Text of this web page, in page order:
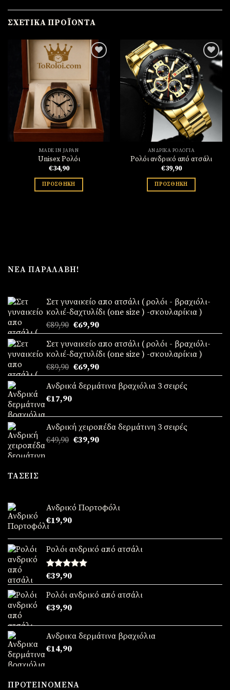
ΣΧΕΤΙΚΆ ΠΡΟΪΌΝΤΑ
Πρόσθήκη
στην
λίστα
επιθυμιών
MADE IN JAPAN
Unisex Ρολόι
€34,90
ΠΡΟΣΘΉΚΗ
Πρόσθήκη
στην
λίστα
επιθυμιών
ΑΝΔΡΙΚΆ ΡΟΛΌΓΙΑ
Ρολόι ανδρικό από ατσάλι
€39,90
ΠΡΟΣΘΉΚΗ
ΝΈΑ ΠΑΡΑΛΑΒΉ!
Σετ γυναικείο απο ατσάλι ( ρολόι - βραχιόλι-
κολιέ-δαχτυλίδι (one size ) -σκουλαρίκια )
€89,90 Original
price
was:
€89,90.
€69,90Η
τρέχουσα
τιμή
είναι:
€69,90.
Σετ γυναικείο απο ατσάλι ( ρολόι - βραχιόλι-
κολιέ-δαχτυλίδι (one size ) -σκουλαρίκια )
€89,90 Original
price
was:
€69,90Η
τρέχουσα
τιμή
Ανδρικά δερμάτινα βραχιόλια 3 σειρές
€17,90
Ανδρική χειροπέδα δερμάτινη 3 σειρές
€49,90 Original
€39,90Η
ΤΆΣΕΙΣ
Ανδρικό Πορτοφόλι
€19,90
Ρολόι ανδρικό από ατσάλι
Βαθμολογήθηκε
με5.00
από 5
€39,90
Ρολόι ανδρικό από ατσάλι
€39,90
Ανδρικα δερμάτινα βραχιόλια
€14,90
ΠΡΟΤΕΙΝΌΜΕΝΑ